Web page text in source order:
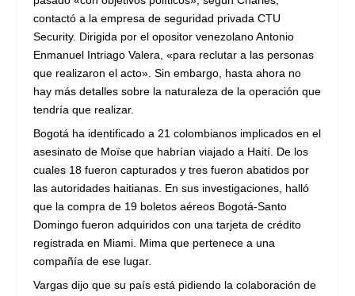
contactó a la empresa de seguridad privada CTU
Security. Dirigida por el opositor venezolano Antonio
Enmanuel Intriago Valera, «para reclutar a las personas
que realizaron el acto». Sin embargo, hasta ahora no
hay más detalles sobre la naturaleza de la operación que
tendría que realizar.
Bogotá ha identificado a 21 colombianos implicados en el
asesinato de Moïse que habrían viajado a Haití. De los
cuales 18 fueron capturados y tres fueron abatidos por
las autoridades haitianas. En sus investigaciones, halló
que la compra de 19 boletos aéreos Bogotá-Santo
Domingo fueron adquiridos con una tarjeta de crédito
registrada en Miami. Mima que pertenece a una
compañía de ese lugar.
Vargas dijo que su país está pidiendo la colaboración de